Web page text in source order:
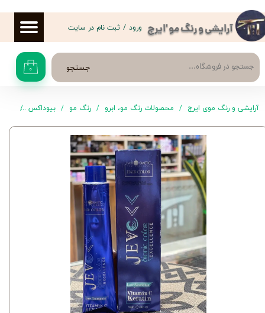
آرایشی و رنگ مو 'ایرج
جستجو ۰
ورود / ثبت نام در سایت
حساب کاربری من
تغییر گذر واژه
سفارشات
خروج از حساب کاربری
آرایشی و رنگ موی ایرج محصولات رنگ مو، ابرو رنگ مو بیوداکس